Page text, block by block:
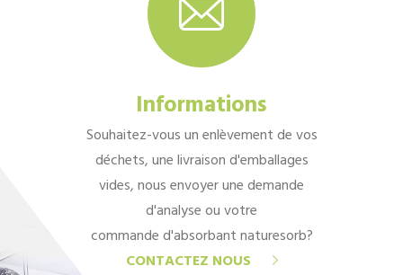
Informations
Souhaitez-vous un enlèvement de vos
déchets, une livraison d'emballages
vides, nous envoyer une demande
d'analyse ou votre
commande d'absorbant naturesorb?
CONTACTEZ NOUS